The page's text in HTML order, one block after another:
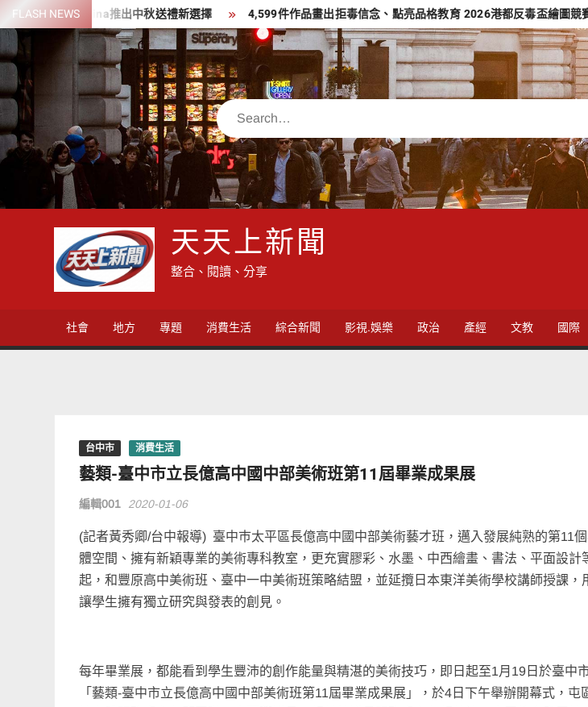
Skip
to
content
FLASH NEWS
點師Tina推出中秋送禮新選擇 4,599件作品畫出拒毒信念、點亮品格教育 2026港都反毒盃繪圖競賽頒獎
Search
天天上新聞
整合、閱讀、分享
社會 地方 專題 消費生活 綜合新聞 影視.娛樂 政治 產經 文教 國際
台中市 消費生活
藝類-臺中市立長億高中國中部美術班第11屆畢業成果展
編輯001 2020-01-06
(記者黃秀卿/台中報導) 臺中巿太平區長億高中國中部美術藝才班，邁入發展純熟的第11
體空間、擁有新穎專業的美術專科教室，更充實膠彩、水墨、中西繪畫、書法、平面設
起，和豐原高中美術班、臺中一中美術班策略結盟，並延攬日本東洋美術學校講師授課，
讓學生擁有獨立研究與發表的創見。
每年畢業展，都能看到學生豐沛的創作能量與精湛的美術技巧，即日起至1月19日於臺中
「藝類-臺中市立長億高中國中部美術班第11屆畢業成果展」，於4日下午舉辦開幕式，